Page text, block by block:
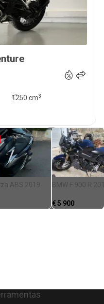
1250 cm3
ABS 2019 BMW F 900 R
€5 900